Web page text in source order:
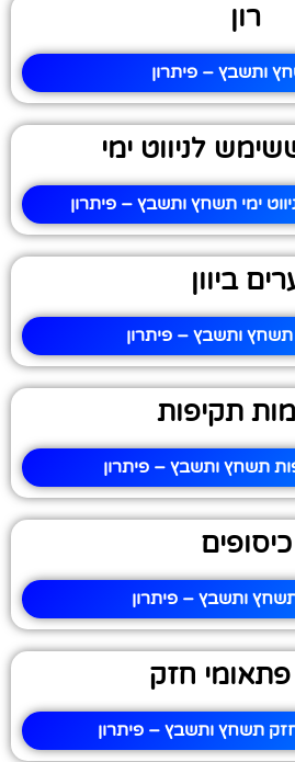
רון
ותשבץ – פיתרון
לניווט ימי
ימי תשחץ ותשבץ – פיתרון
ביוון
תשחץ ותשבץ – פיתרון
תקיפות
תשחץ ותשבץ – פיתרון
כיסופים
ותשבץ – פיתרון
חזק
תשחץ ותשבץ – פיתרון